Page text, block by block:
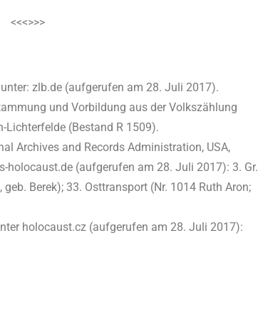
<<<>>>
zlb.de (aufgerufen am 28. Juli 2017).
und Vorbildung aus der Volkszählung
(Bestand R 1509).
Archives and Records Administration, USA,
holocaust.de (aufgerufen am 28. Juli 2017): 3. Gr.
Berek); 33. Osttransport (Nr. 1014 Ruth Aron;
holocaust.cz (aufgerufen am 28. Juli 2017):